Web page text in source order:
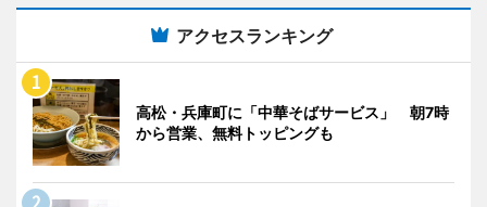
アクセスランキング
高松・兵庫町に「中華そばサービス」 朝7時
から営業、無料トッピングも